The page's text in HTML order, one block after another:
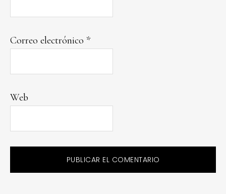
Correo electrónico *
Web